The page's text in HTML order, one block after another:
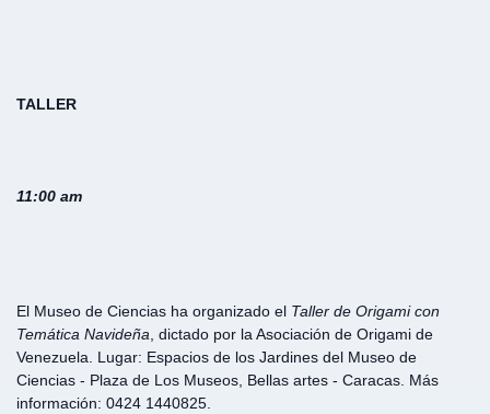
TALLER
11:00 am
El Museo de Ciencias ha organizado el Taller de Origami con
Temática Navideña, dictado por la Asociación de Origami de
Venezuela. Lugar: Espacios de los Jardines del Museo de
Ciencias - Plaza de Los Museos, Bellas artes - Caracas. Más
información: 0424 1440825.